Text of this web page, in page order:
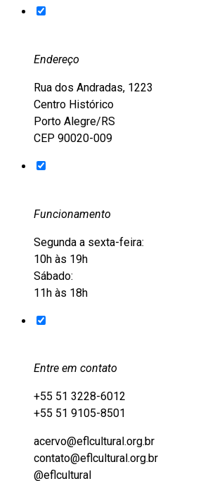
Endereço
Rua dos Andradas, 1223
Centro Histórico
Porto Alegre/RS
CEP 90020-009
Funcionamento
Segunda a sexta-feira:
10h às 19h
Sábado:
11h às 18h
Entre em contato
+55 51 3228-6012
+55 51 9105-8501
acervo@eflcultural.org.br
contato@eflcultural.org.br
@eflcultural